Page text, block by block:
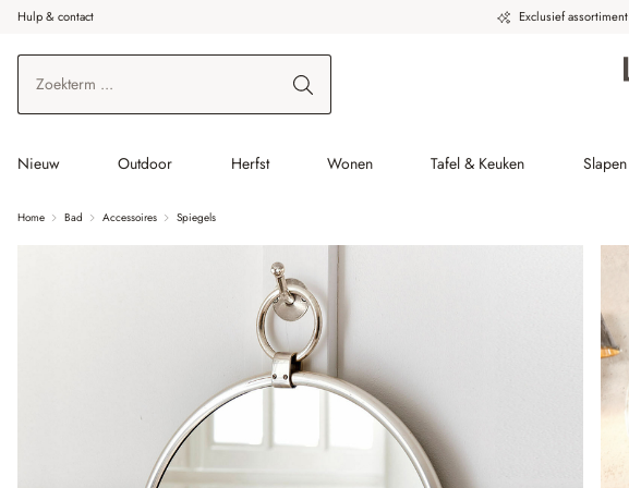
de hoofdinhoud
Ga naar zoeken
Ga naar de hoofdnavigatie
Hulp & contact Exclusief assortiment
Nieuw Outdoor Herfst Wonen Tafel & Keuken Slapen
Home Bad Accessoires Spiegels